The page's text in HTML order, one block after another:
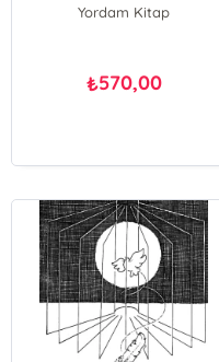
Yordam Kitap
₺570,00